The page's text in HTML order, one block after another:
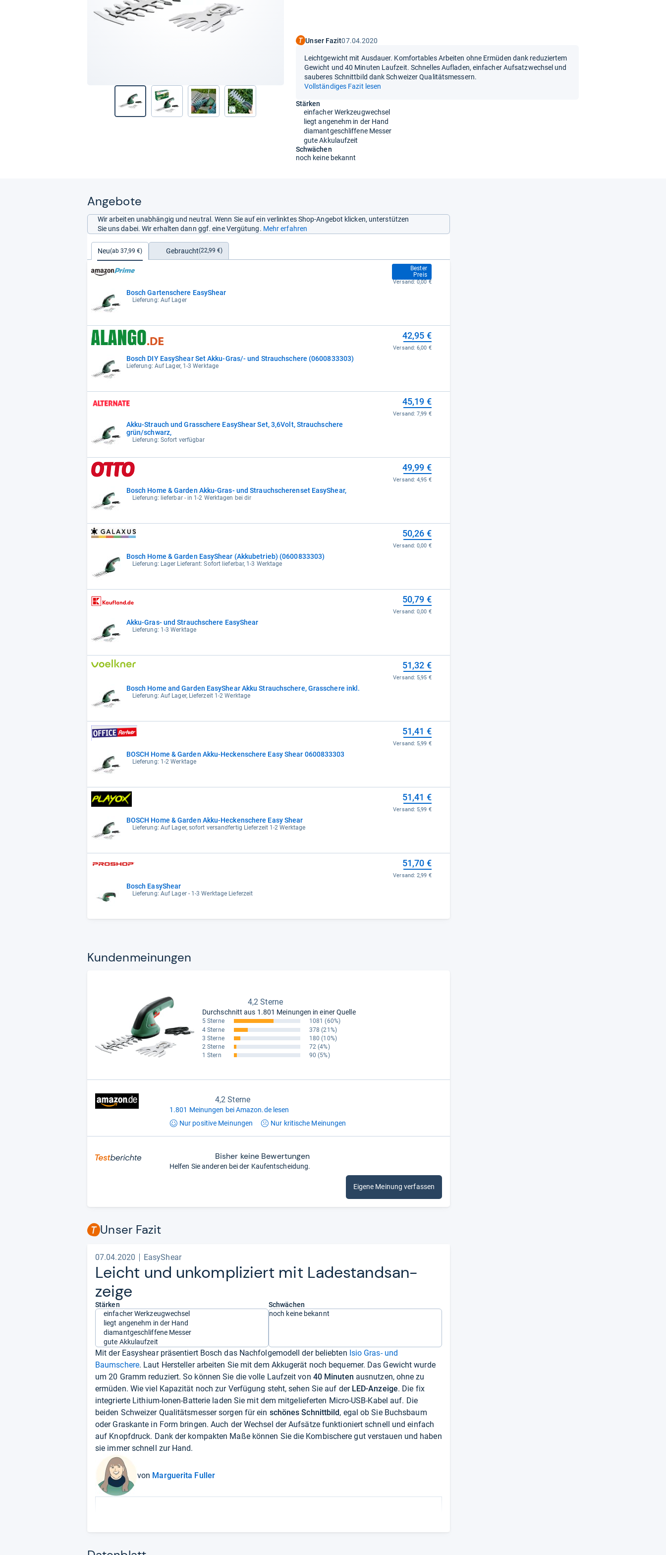
nächste
Unser Fazit07.04.2020
Leichtgewicht mit Ausdauer. Komfortables Arbeiten ohne Ermüden dank reduziertem
Gewicht und 40 Minuten Laufzeit. Schnelles Aufladen, einfacher Aufsatzwechsel und
sauberes Schnittbild dank Schweizer Qualitätsmessern.
Vollständiges Fazit lesen
Stärken
einfacher Werkzeugwechsel
liegt angenehm in der Hand
diamantgeschliffene Messer
gute Akkulaufzeit
Schwächen
noch keine bekannt
Angebote
Wir arbeiten unabhängig und neutral. Wenn Sie auf ein verlinktes Shop-Angebot klicken, unterstützen
Sie uns dabei. Wir erhalten dann ggf. eine Vergütung. Mehr erfahren
Neu(ab 37,99 €) Gebraucht(22,99 €)
Bosch Gartenschere EasyShear
Lieferung: Auf Lager
Bester
Preis
37,99 €
Versand:0,00 €
Bosch DIY EasyShear Set Akku-Gras/- und Strauchschere (0600833303)
Lieferung: Auf Lager, 1-3 Werktage
42,95 €
Versand:6,00 €
Akku-Strauch und Grasschere EasyShear Set, 3,6Volt, Strauchschere
grün/schwarz,
Lieferung: Sofort verfügbar
45,19 €
Versand:7,99 €
Bosch Home & Garden Akku-Gras- und Strauchscherenset EasyShear,
Lieferung: lieferbar - in 1-2 Werktagen bei dir
49,99 €
Versand:4,95 €
Bosch Home & Garden EasyShear (Akkubetrieb) (0600833303)
Lieferung: Lager Lieferant: Sofort lieferbar, 1-3 Werktage
50,26 €
Versand:0,00 €
Akku-Gras- und Strauchschere EasyShear
Lieferung: 1-3 Werktage
50,79 €
Versand:0,00 €
Bosch Home and Garden EasyShear Akku Strauchschere, Grasschere inkl.
Lieferung: Auf Lager, Lieferzeit 1-2 Werktage
51,32 €
Versand: 5,95 €
BOSCH Home & Garden Akku-Heckenschere Easy Shear 0600833303
Lieferung: 1-2 Werktage
51,41 €
Versand: 5,99 €
BOSCH Home & Garden Akku-Heckenschere Easy Shear
Lieferung: Auf Lager, sofort versandfertig Lieferzeit 1-2 Werktage
51,41 €
Versand: 5,99 €
Bosch EasyShear
Lieferung: Auf Lager - 1-3 Werktage Lieferzeit
51,70 €
Versand:2,99 €
Kun­den­mei­nun­gen
4,2 Sterne
Durchschnitt aus 1.801 Meinungen in einer Quelle
5 Sterne 1081 (60%)
4 Sterne
378 (21%)
3 Sterne
180 (10%)
2 Sterne
72 (4%)
1 Stern
90 (5%)
4,2 Sterne
1.801 Meinungen bei Amazon.de lesen
Nur positive Meinungen Nur kritische Meinungen
Bisher keine Bewertungen
Helfen Sie anderen bei der Kaufentscheidung.
Eigene Meinung verfassen
Unser Fazit
07.04.2020 EasyShear
Leicht und unkom­pli­ziert mit Lade­stands­an­
zeige
Stärken
einfacher Werkzeugwechsel
liegt angenehm in der Hand
diamantgeschliffene Messer
gute Akkulaufzeit
Schwächen
noch keine bekannt
Mit der Easyshear präsentiert Bosch das Nachfolgemodell der beliebten Isio Gras- und
Baumschere. Laut Hersteller arbeiten Sie mit dem Akkugerät noch bequemer. Das Gewicht wurde
um 20 Gramm reduziert. So können Sie die volle Laufzeit von 40 Minuten ausnutzen, ohne zu
ermüden. Wie viel Kapazität noch zur Verfügung steht, sehen Sie auf der LED-Anzeige. Die fix
integrierte Lithium-Ionen-Batterie laden Sie mit dem mitgelieferten Micro-USB-Kabel auf. Die
beiden Schweizer Qualitätsmesser sorgen für ein schönes Schnittbild, egal ob Sie Buchsbaum
oder Graskante in Form bringen. Auch der Wechsel der Aufsätze funktioniert schnell und einfach
auf Knopfdruck. Dank der kompakten Maße können Sie die Kombischere gut verstauen und haben
sie immer schnell zur Hand.
von Marguerita Fuller